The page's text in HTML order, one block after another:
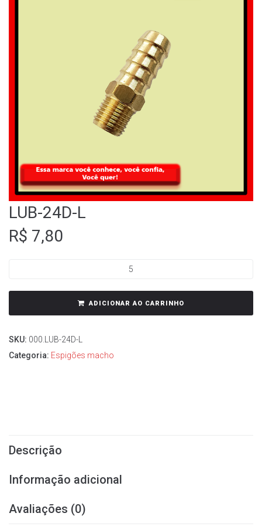
LUB-24D-L
R$ 7,80
ADICIONAR AO CARRINHO
SKU: 000.LUB-24D-L
Categoria: Espigões macho
Descrição
Informação adicional
Avaliações (0)